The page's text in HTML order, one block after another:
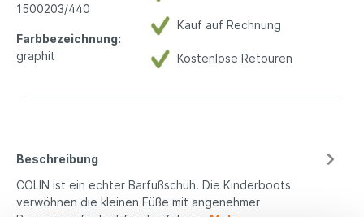
Kauf auf Rechnung
Kostenlose Retouren
1500203/440
Farbbezeichnung:
graphit
Beschreibung
COLIN ist ein echter Barfußschuh. Die Kinderboots
verwöhnen die kleinen Füße mit angenehmer